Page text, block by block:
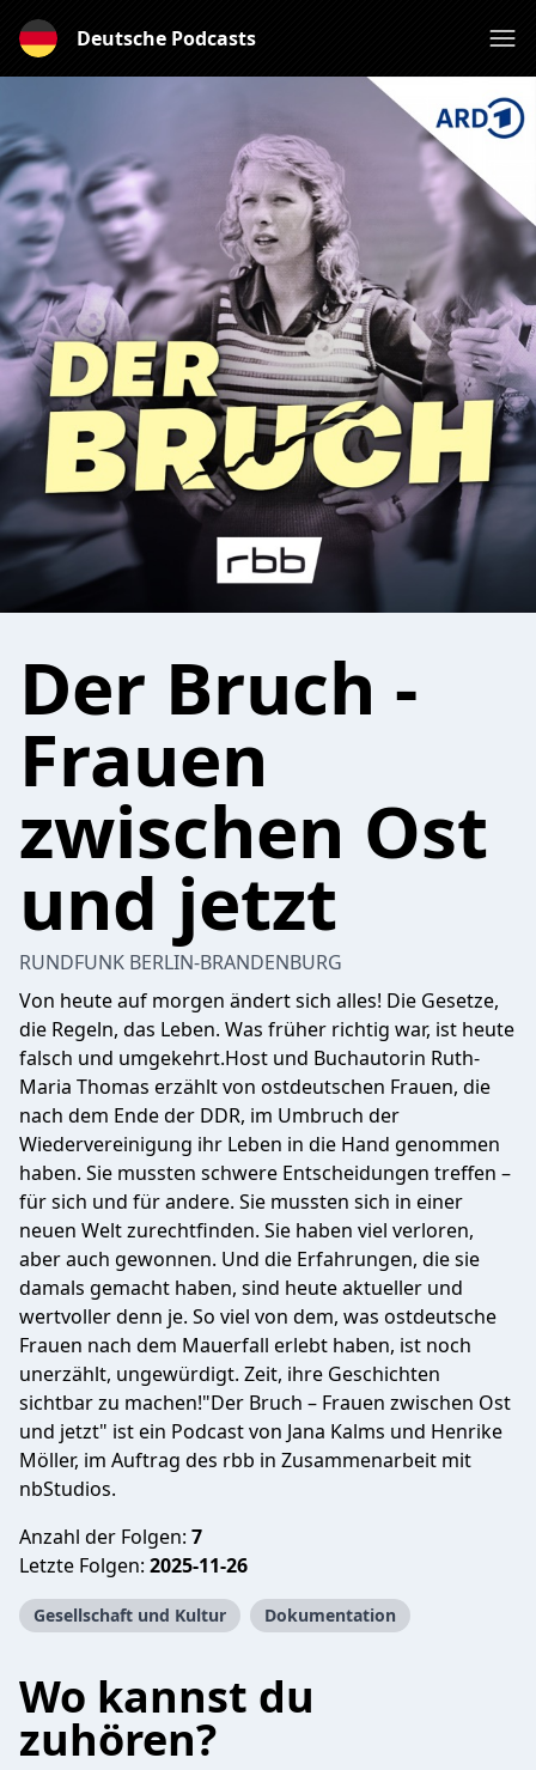
Deutsche Podcasts
Der Bruch -
Frauen
zwischen Ost
und jetzt
RUNDFUNK BERLIN-BRANDENBURG
Von heute auf morgen ändert sich alles! Die Gesetze,
die Regeln, das Leben. Was früher richtig war, ist heute
falsch und umgekehrt.Host und Buchautorin Ruth-
Maria Thomas erzählt von ostdeutschen Frauen, die
nach dem Ende der DDR, im Umbruch der
Wiedervereinigung ihr Leben in die Hand genommen
haben. Sie mussten schwere Entscheidungen treffen –
für sich und für andere. Sie mussten sich in einer
neuen Welt zurechtfinden. Sie haben viel verloren,
aber auch gewonnen. Und die Erfahrungen, die sie
damals gemacht haben, sind heute aktueller und
wertvoller denn je. So viel von dem, was ostdeutsche
Frauen nach dem Mauerfall erlebt haben, ist noch
unerzählt, ungewürdigt. Zeit, ihre Geschichten
sichtbar zu machen!"Der Bruch – Frauen zwischen Ost
und jetzt" ist ein Podcast von Jana Kalms und Henrike
Möller, im Auftrag des rbb in Zusammenarbeit mit
nbStudios.
Anzahl der Folgen: 7
Letzte Folgen: 2025-11-26
Gesellschaft und Kultur Dokumentation
Wo kannst du
zuhören?